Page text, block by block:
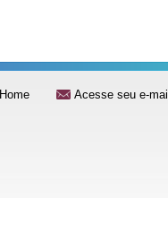
Home Acesse seu e-mail